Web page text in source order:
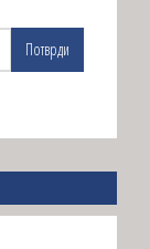
Потврди